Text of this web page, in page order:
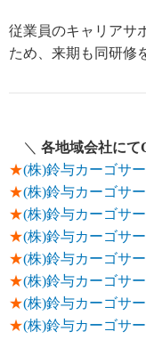
従業員のキャリアサ
ため、来期も同研修
＼ 各地域会社にて
★(株)鈴与カーゴサ
★(株)鈴与カーゴサ
★(株)鈴与カーゴサ
★(株)鈴与カーゴ
★(株)鈴与カーゴサ
★(株)鈴与カーゴサ
★(株)鈴与カーゴサ
★(株)鈴与カーゴサ